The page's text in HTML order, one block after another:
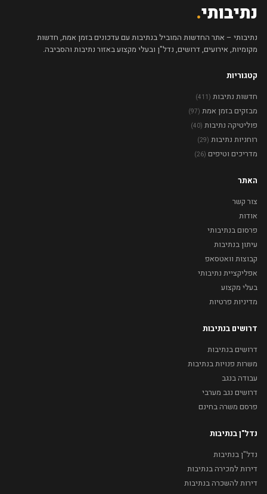
נתיבותי.
נתיבותי – אתר החדשות המוביל בנתיבות עם עדכונים בזמן אמת, חדשות
מקומיות, אירועים, דרושים, נדל"ן ובעלי מקצוע באזור נתיבות והסביבה.
קטגוריות
חדשות נתיבות (411)
מבזקים בזמן אמת (97)
פוליטיקה נתיבות (40)
רוחניות נתיבות (29)
מדריכים וטיפים (26)
האתר
צור קשר
אודות
פרסום בנתיבותי
עיתון בנתיבות
קבוצות וואטסאפ
אפליקציית נתיבותי
בעלי מקצוע
מדיניות פרטיות
דרושים בנתיבות
דרושים בנתיבות
משרות פנויות בנתיבות
עבודה בנגב
דרושים נגב מערבי
פרסם משרה בחינם
נדל"ן בנתיבות
נדל"ן בנתיבות
דירות למכירה בנתיבות
דירות להשכרה בנתיבות